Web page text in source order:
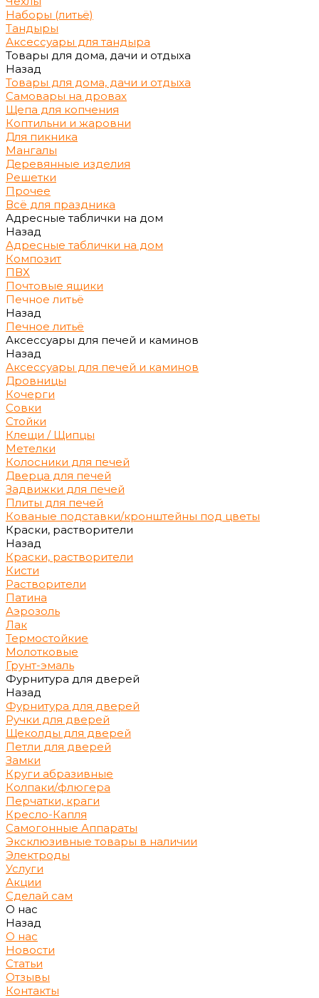
Наборы (литьё)
Тандыры
Аксессуары для тандыра
Товары для дома, дачи и отдыха
Назад
Товары для дома, дачи и отдыха
Самовары на дровах
Щепа для копчения
Коптильни и жаровни
Для пикника
Мангалы
Деревянные изделия
Решетки
Прочее
Всё для праздника
Адресные таблички на дом
Назад
Адресные таблички на дом
Композит
ПВХ
Почтовые ящики
Печное литьё
Назад
Печное литьё
Аксессуары для печей и каминов
Назад
Аксессуары для печей и каминов
Дровницы
Кочерги
Совки
Стойки
Клещи / Щипцы
Метелки
Колосники для печей
Дверца для печей
Задвижки для печей
Плиты для печей
Кованые подставки/кронштейны под цветы
Краски, растворители
Назад
Краски, растворители
Кисти
Растворители
Патина
Аэрозоль
Лак
Термостойкие
Молотковые
Грунт-эмаль
Фурнитура для дверей
Назад
Фурнитура для дверей
Ручки для дверей
Щеколды для дверей
Петли для дверей
Замки
Круги абразивные
Колпаки/флюгера
Перчатки, краги
Кресло-Капля
Самогонные Аппараты
Эксклюзивные товары в наличии
Электроды
Услуги
Акции
Сделай сам
О нас
Назад
О нас
Новости
Статьи
Отзывы
Контакты